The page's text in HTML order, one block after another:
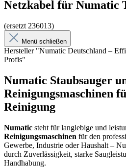
Netzkabel für Numatic
(ersetzt 236013)
Menü schließen
Hersteller "Numatic Deutschland –
Profis"
Numatic Staubsauger
Reinigungsmaschinen
Reinigung
Numatic steht für langlebige und
Reinigungsmaschinen für den
Gewerbe, Industrie oder Haushalt –
durch Zuverlässigkeit, starke
Handhabung.